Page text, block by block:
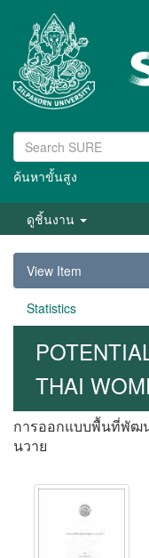
ค้นหาขั้นสูง
ดูชิ้นงาน
View Item
Statistics
THAI
การออกแบบพื้นที่พัฒ
นวาย